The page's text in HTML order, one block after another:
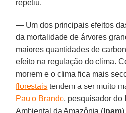
repetiu.
— Um dos principais efeitos
da mortalidade de árvores
maiores quantidades de
efeito na regulação do clima.
morrem e o clima fica mais
florestais tendem a ser muito
Paulo Brando, pesquisador do
Ambiental da Amazônia ( Ipam